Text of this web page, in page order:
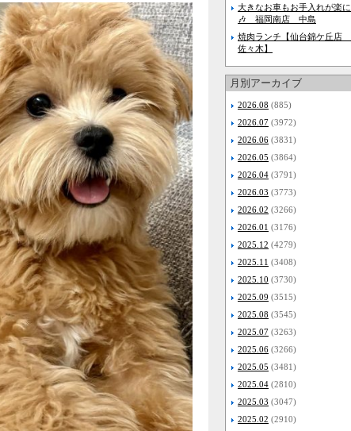
大きなお車もお手入れが楽に
🎶 福岡南店 中島
焼肉ランチ【仙台錦ケ丘店
佐々木】
月別アーカイブ
2026.08 (885)
2026.07 (3972)
2026.06 (3831)
2026.05 (3864)
2026.04 (3791)
2026.03 (3773)
2026.02 (3266)
2026.01 (3176)
2025.12 (4279)
2025.11 (3408)
2025.10 (3730)
2025.09 (3515)
2025.08 (3545)
2025.07 (3263)
2025.06 (3266)
2025.05 (3481)
2025.04 (2810)
2025.03 (3047)
2025.02 (2910)